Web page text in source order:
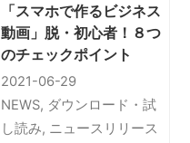
「スマホで作るビジネス
動画」脱・初心者！８つ
のチェックポイント
2021-06-29
NEWS, ダウンロード・試
し読み, ニュースリリース